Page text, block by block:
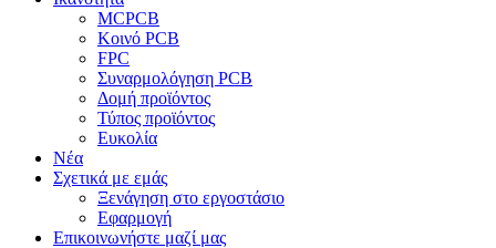
MCPCB
Κοινό PCB
FPC
Συναρμολόγηση PCB
Δομή προϊόντος
Τύπος προϊόντος
Ευκολία
Νέα
Σχετικά με εμάς
Ξενάγηση στο εργοστάσιο
Εφαρμογή
Επικοινωνήστε μαζί μας